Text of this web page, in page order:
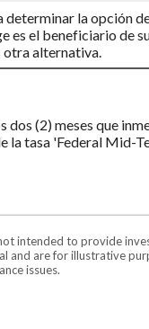
determinar la opción
es el beneficiario de
otra alternativa.
dos (2) meses que
la tasa 'Federal Mid-
intended to provide
and are for illustrative
issues.